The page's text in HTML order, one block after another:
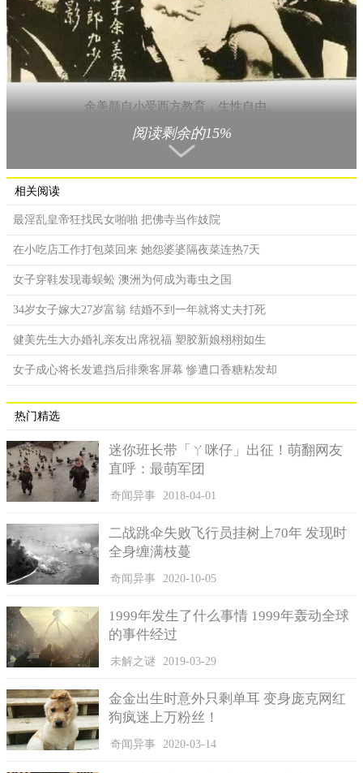
余美颜自小受西方教育，生性自由。
谁曾想谭家经济出现问题，为了家族丈夫不得不出国经商，
留下余美颜独守空房，刚刚尝到男欢女爱甜头的余美颜哪里受得
住寂寞，独自跑到广州，却因其打扮另类被作为杀害时任海军总
长程壁光的可疑分子拘捕。
鋃鐺入狱的余美颜，幸亏在一个县长亲戚的帮助下，被保释
也有失颜面，把余美颜丢进习艺所看管改进，那里与监狱没什么
分别，不仅不能随意出入，而且还要被强迫着学习谋生的技艺。
从习艺所出来的余美颜和父亲断绝了关系后，经常去舞厅、
交了许多富家子弟。她大把大把地花着这些男人给她的钱，自由
自在地活着，曾先后交过3000多个男朋友。
没有意义，于是便到九龙青山佛寺当尼姑。她三戒已受，结果消
规，便赶她离寺。在这种情况下，28岁余美颜终于走上了自杀一
途，望来世是个自由并且纯洁的女子。
阅读剩余的15%
相关阅读
最淫乱皇帝狂找民女啪啪 把佛寺当作妓院
在小吃店工作打包菜回来 她怨婆婆隔夜菜连热7天
女子穿鞋发现毒蜈蚣 澳洲为何成为毒虫之国
34岁女子嫁大27岁富翁 结婚不到一年就将丈夫打死
健美先生大办婚礼亲友出席祝福 塑胶新娘栩栩如生
女子成心将长发遮挡后排乘客屏幕 惨遭口香糖粘发却
热门精选
迷你班长带「ㄚ咪仔」出征！萌翻网友
直呼：最萌军团
奇闻异事 2018-04-01
二战跳伞失败飞行员挂树上70年 发现时
全身缠满枝蔓
奇闻异事 2020-10-05
1999年发生了什么事情 1999年轰动全球
的事件经过
未解之谜 2019-03-29
金金出生时意外只剩单耳 变身庞克网红
狗疯迷上万粉丝！
奇闻异事 2020-03-14